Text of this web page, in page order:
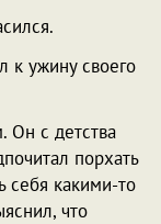
к ужину своего
Он с детства
порхать
себя какими-то
что